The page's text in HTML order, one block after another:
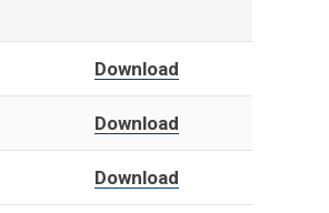
Download
Download
Download